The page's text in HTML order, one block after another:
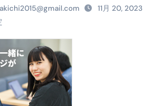
Cookie同意管理ツール「STRIGHT」
【輸入消費税】輸入に消費税はかか
この動画は国にすぐ消されます。こ
意外にありえる？日経平均40000円
11月 20, 2023